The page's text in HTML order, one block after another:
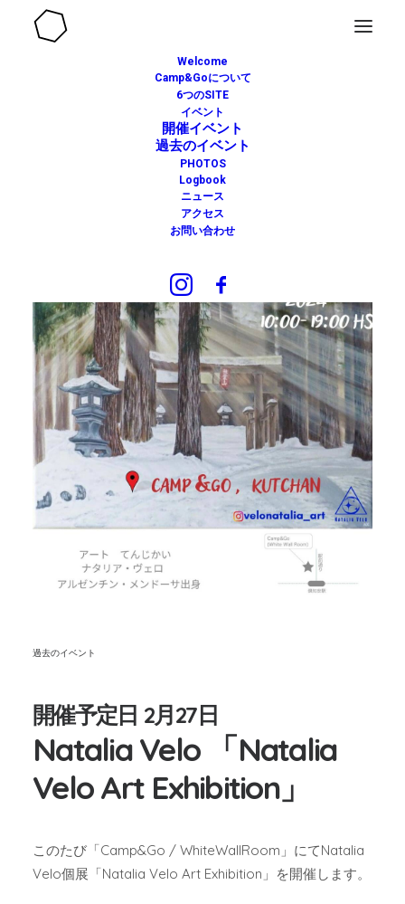
Welcome
Camp&Goについて
6つのSITE
イベント
開催イベント
過去のイベント
PHOTOS
Logbook
ニュース
アクセス
お問い合わせ
過去のイベント
開催予定日 2月27日
Natalia Velo 「Natalia
Velo Art Exhibition」
このたび「Camp&Go / WhiteWallRoom」にてNatalia
Velo個展「Natalia Velo Art Exhibition」を開催します。